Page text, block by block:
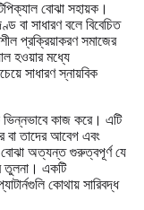
বোঝা সহায়ক।
বা সাধারণ বলে বিবেচিত
প্রক্রিয়াকরণ সমাজের
হওয়ার মধ্যে
সাধারণ স্নায়বিক
কাজ করে। এটি
বা তাদের আবেগ এবং
বোঝা অত্যন্ত গুরুত্বপূর্ণ যে
তুলনা। একটি
কোথায় সারিবদ্ধ